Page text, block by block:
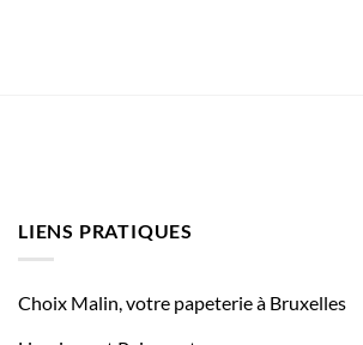
LIENS PRATIQUES
Choix Malin, votre papeterie à Bruxelles